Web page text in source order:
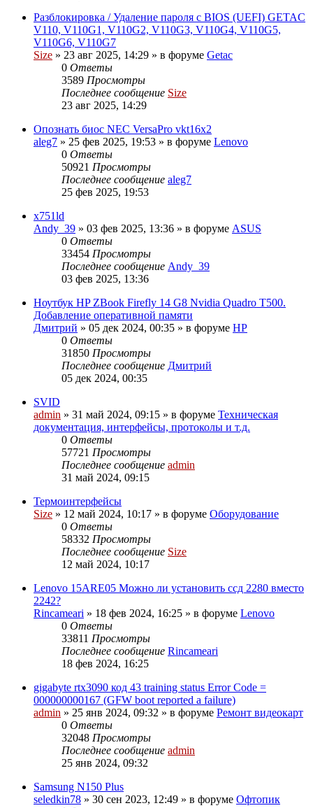
Разблокировка / Удаление пароля с BIOS (UEFI) GETAC
V110, V110G1, V110G2, V110G3, V110G4, V110G5,
V110G6, V110G7
Size » 23 авг 2025, 14:29 » в форуме Getac
0 Ответы
3589 Просмотры
Последнее сообщение Size
23 авг 2025, 14:29
Опознать биос NEC VersaPro vkt16x2
aleg7 » 25 фев 2025, 19:53 » в форуме Lenovo
0 Ответы
50921 Просмотры
Последнее сообщение aleg7
25 фев 2025, 19:53
x751ld
Andy_39 » 03 фев 2025, 13:36 » в форуме ASUS
0 Ответы
33454 Просмотры
Последнее сообщение Andy_39
03 фев 2025, 13:36
Ноутбук HP ZBook Firefly 14 G8 Nvidia Quadro T500.
Добавление оперативной памяти
Дмитрий » 05 дек 2024, 00:35 » в форуме HP
0 Ответы
31850 Просмотры
Последнее сообщение Дмитрий
05 дек 2024, 00:35
SVID
admin » 31 май 2024, 09:15 » в форуме Техническая
документация, интерфейсы, протоколы и т.д.
0 Ответы
57721 Просмотры
Последнее сообщение admin
31 май 2024, 09:15
Термоинтерфейсы
Size » 12 май 2024, 10:17 » в форуме Оборудование
0 Ответы
58332 Просмотры
Последнее сообщение Size
12 май 2024, 10:17
Lenovo 15ARE05 Можно ли установить ссд 2280 вместо
2242?
Rincameari » 18 фев 2024, 16:25 » в форуме Lenovo
0 Ответы
33811 Просмотры
Последнее сообщение Rincameari
18 фев 2024, 16:25
gigabyte rtx3090 код 43 training status Error Code =
000000000167 (GFW boot reported a failure)
admin » 25 янв 2024, 09:32 » в форуме Ремонт видеокарт
0 Ответы
32048 Просмотры
Последнее сообщение admin
25 янв 2024, 09:32
Samsung N150 Plus
seledkin78 » 30 сен 2023, 12:49 » в форуме Офтопик